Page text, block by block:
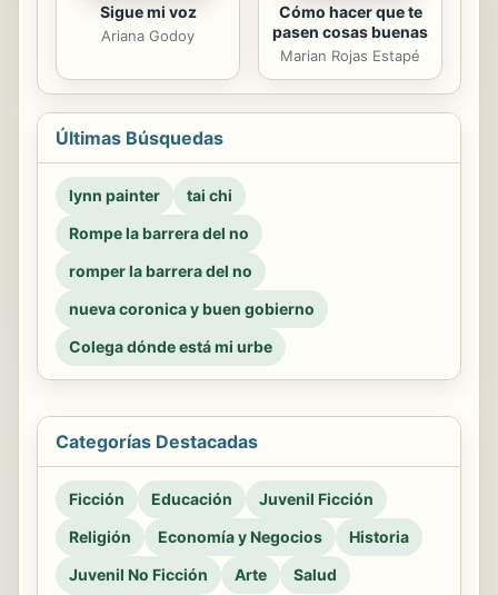
Sigue mi voz
Ariana Godoy
Cómo hacer que te
pasen cosas buenas
Marian Rojas Estapé
Últimas Búsquedas
lynn painter
tai chi
Rompe la barrera del no
romper la barrera del no
nueva coronica y buen gobierno
Colega dónde está mi urbe
Categorías Destacadas
Ficción Educación
Juvenil Ficción
Religión
Economía y Negocios
Historia
Juvenil No Ficción
Arte Salud